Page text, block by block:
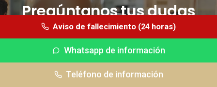
Aviso de fallecimiento (24 horas)
Whatsapp de información
Teléfono de información
Pregúntanos tus dudas
CONTÁCTANOS
Whatsapp (24 horas)
Tfno información
Tfno urgencias